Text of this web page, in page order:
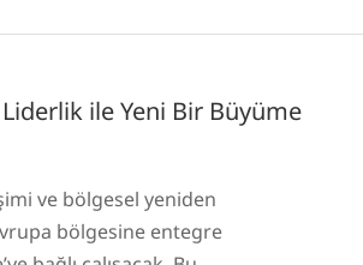
ile Yeni Bir Büyüme
ve bölgesel yeniden
bölgesine entegre